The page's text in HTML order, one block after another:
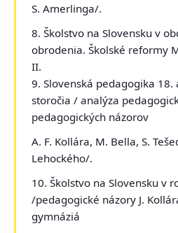
S. Amerlinga/.
8. Školstvo na Slovensku v
obrodenia. Školské reformy
II.
9. Slovenská pedagogika 18.
storočia / analýza
pedagogických názorov
A. F. Kollára, M. Bella, S.
Lehockého/.
10. Školstvo na Slovensku v
/pedagogické názory J.
gymnáziá